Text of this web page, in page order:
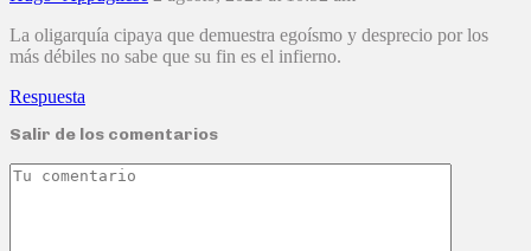
La oligarquía cipaya que demuestra egoísmo y desprecio por los
más débiles no sabe que su fin es el infierno.
Respuesta
Salir de los comentarios